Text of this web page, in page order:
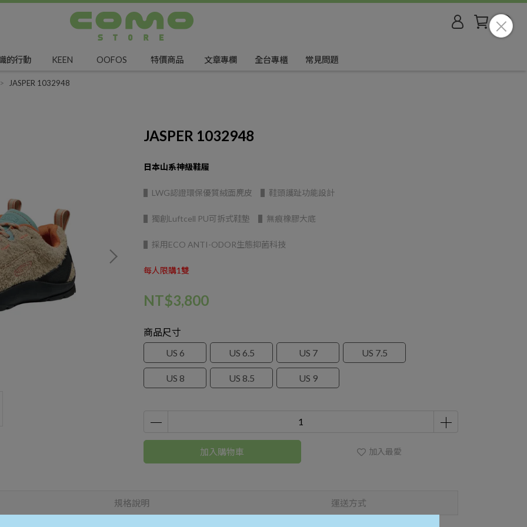
的行動 KEEN OOFOS 特價商品 文章專欄 全台專櫃 常見問題
JASPER 1032948
JASPER 1032948
日本山系神級鞋履
▌LWG認證環保優質絨面麂皮 ▌鞋頭護趾功能設計
▌獨創Luftcell PU可拆式鞋墊 ▌無痕橡膠大底
▌採用ECO ANTI-ODOR生態抑菌科技
每人限購1雙
NT$3,800
商品尺寸
US 6
US 6.5 US 7 US 7.5
US 8 US 8.5 US 9
加入最愛
加入購物車
規格說明 運送方式